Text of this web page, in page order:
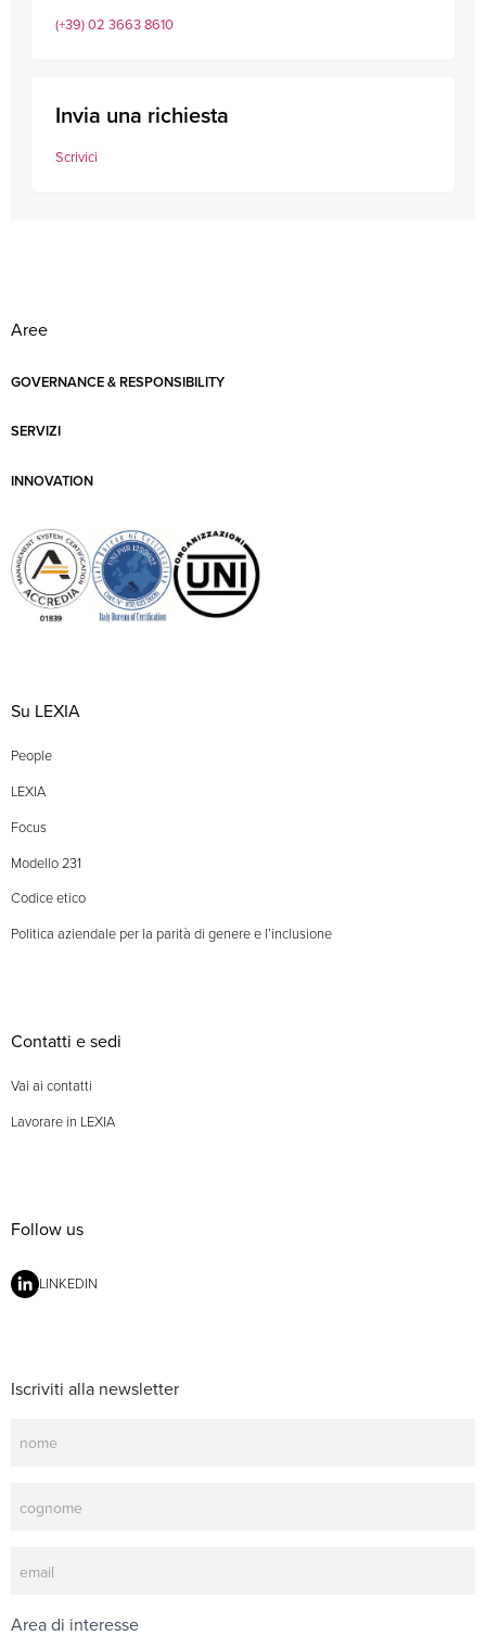
(+39) 02 3663 8610
Invia una richiesta
Scrivici
Aree
GOVERNANCE & RESPONSIBILITY
SERVIZI
INNOVATION
Su LEXIA
People
LEXIA
Focus
Modello 231
Codice etico
Politica aziendale per la parità di genere e l’inclusione
Contatti e sedi
Vai ai contatti
Lavorare in LEXIA
Follow us
LINKEDIN
Iscriviti alla newsletter
Area di interesse